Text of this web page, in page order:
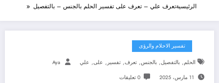
الرئيسيةتعرف علي – تعرف على تفسير الحلم بالجنس – بالتفصيل
تفسير الاحلام والرؤى
الحلم, بالتفصيل, بالجنس, تعرف, تفسير , على, علي Aya
11 مارس، 2025 0 تعليقات